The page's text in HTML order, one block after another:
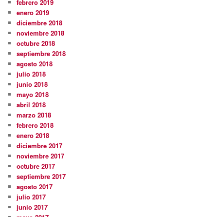
febrero 2019
enero 2019
diciembre 2018
noviembre 2018
octubre 2018
septiembre 2018
agosto 2018
julio 2018
junio 2018
mayo 2018
abril 2018
marzo 2018
febrero 2018
enero 2018
diciembre 2017
noviembre 2017
octubre 2017
septiembre 2017
agosto 2017
julio 2017
junio 2017